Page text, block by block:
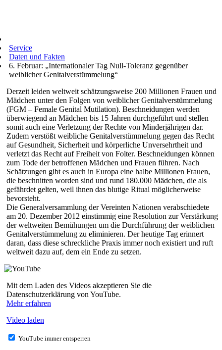
Service
Daten und Fakten
6. Februar: „Internationaler Tag Null-Toleranz gegenüber
weiblicher Genitalverstümmelung“
Derzeit leiden weltweit schätzungsweise 200 Millionen Frauen und
Mädchen unter den Folgen von weiblicher Genitalverstümmelung
(FGM – Female Genital Mutilation). Beschneidungen werden
überwiegend an Mädchen bis 15 Jahren durchgeführt und stellen
somit auch eine Verletzung der Rechte von Minderjährigen dar.
Zudem verstößt weibliche Genitalverstümmelung gegen das Recht
auf Gesundheit, Sicherheit und körperliche Unversehrtheit und
verletzt das Recht auf Freiheit von Folter. Beschneidungen können
zum Tode der betroffenen Mädchen und Frauen führen. Nach
Schätzungen gibt es auch in Europa eine halbe Millionen Frauen,
die beschnitten worden sind und rund 180.000 Mädchen, die als
gefährdet gelten, weil ihnen das blutige Ritual möglicherweise
bevorsteht.
Die Generalversammlung der Vereinten Nationen verabschiedete
am 20. Dezember 2012 einstimmig eine Resolution zur Verstärkung
der weltweiten Bemühungen um die Durchführung der weiblichen
Genitalverstümmelung zu eliminieren. Der heutige Tag erinnert
daran, dass diese schreckliche Praxis immer noch existiert und ruft
weltweit dazu auf, dem ein Ende zu setzen.
Mit dem Laden des Videos akzeptieren Sie die
Datenschutzerklärung von YouTube.
Mehr erfahren
Video laden
YouTube immer entsperren